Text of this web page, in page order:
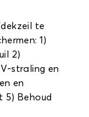
te
1)
2)
straling en
en
5) Behoud